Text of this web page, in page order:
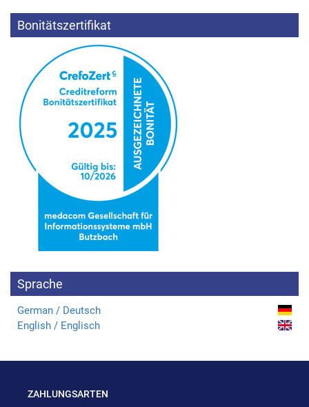
Bonitätszertifikat
Sprache
German / Deutsch
English / Englisch
ZAHLUNGSARTEN